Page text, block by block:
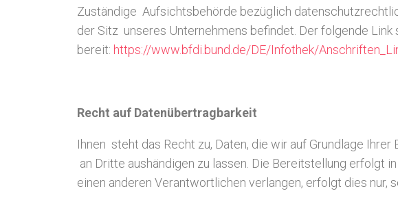
Zuständige Aufsichtsbehörde bezüglich
der Sitz unseres Unternehmens befindet. Der folgende
bereit: https://www.bfdi.bund.de/DE/Infothek/
Recht auf Datenübertragbarkeit
Ihnen steht das Recht zu, Daten, die wir auf Grundlage
an Dritte aushändigen zu lassen. Die Bereitstellung erfolgt
einen anderen Verantwortlichen verlangen, erfolgt dies nur,